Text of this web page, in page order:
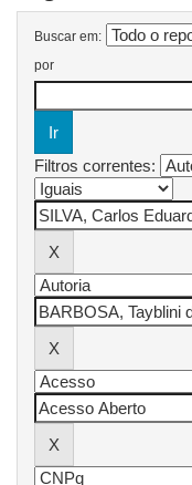
Buscar em:
por
Filtros correntes: